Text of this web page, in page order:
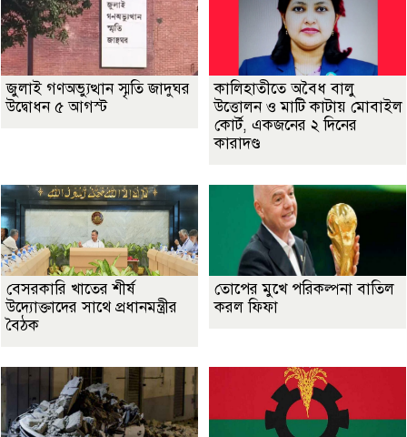
জুলাই গণঅভ্যুত্থান স্মৃতি জাদুঘর
উদ্বোধন ৫ আগস্ট
কালিহাতীতে অবৈধ বালু
উত্তোলন ও মাটি কাটায় মোবাইল
কোর্ট, একজনের ২ দিনের
কারাদণ্ড
বেসরকারি খাতের শীর্ষ
উদ্যোক্তাদের সাথে প্রধানমন্ত্রীর
বৈঠক
তোপের মুখে পরিকল্পনা বাতিল
করল ফিফা